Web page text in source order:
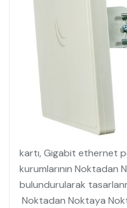
kartı, Gigabit ethernet
kurumlarının Noktadan
bulundurularak
Noktadan Noktaya